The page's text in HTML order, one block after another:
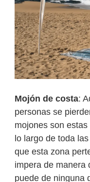
Mojón de costa:
personas se
mojones son
lo largo de toda
que esta zona
impera de manera
puede de ninguna